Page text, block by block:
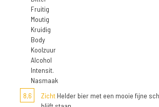
Fruitig
Moutig
Kruidig
Body
Koolzuur
Alcohol
Intensit.
Nasmaak
8,6
Zicht Helder bier met een mooie fijne